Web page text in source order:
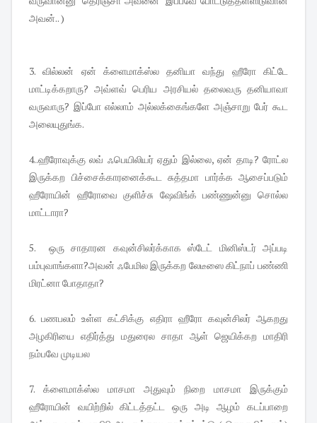
அவன்.. )
3. வில்லன் ஏன் க்ளைமாக்ஸ்ல தனியா வந்து ஹீரோ கிட்டே
மாட்டிக்கறாரு? அவ்ளவ் பெரிய அரசியல் தலைவரு தனியாவா
வருவாரு? இப்போ எல்லாம் அல்லக்கைங்களே அஞ்சாறு பேர் கூட
அலையுதுங்க.
4..ஹீரோவுக்கு லவ் ஃபெயிலியர் ஏதும் இல்லை, ஏன் தாடி? ரோட்ல
இருக்கற பிச்சைக்காரனைக்கூட சுத்தமா பார்க்க ஆசைப்படும்
ஹீரோயின் ஹீரோவை குளிச்சு ஷேவிங்க் பண்ணுன்னு சொல்ல
மாட்டாரா?
5. ஒரு சாதாரன கவுன்சிலர்க்காக ஸ்டேட் மினிஸ்டர் அப்படி
பம்புவாங்களா?அவன் ஃபேமில இருக்கற லேடீஸை கிட்நாப் பண்ணி
மிரட்னா போதாதா?
6. பணபலம் உள்ள கட்சிக்கு எதிரா ஹீரோ கவுன்சிலர் ஆகறது
அழகிரியை எதிர்த்து மதுரைல சாதா ஆள் ஜெயிக்கற மாதிரி
நம்பவே முடியல
7. க்ளைமாக்ஸ்ல மாசமா அதுவும் நிறை மாசமா இருக்கும்
ஹீரோயின் வயிற்றில் கிட்டத்தட்ட ஒரு அடி ஆழம் கடப்பாறை